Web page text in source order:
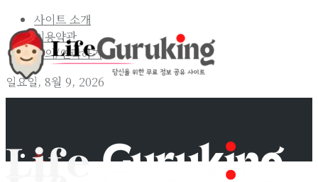
사이트 소개
이용약관
문의/연락하기
일요일, 8월 9, 2026
홈